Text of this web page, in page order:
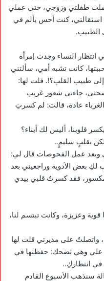
طفلتي وزوجي، حتى عملي
كنت أحس بألم في
الطبيب.
النساء وجدت إمرأة
كانت تشبه أمي، سألتني
طبيب القلب؟!. قلت لها:
جاءني شعور غريب
عادة، قالت: لم كسرتِ
قلوبنا، أليس لك أبناء؟
بقلبٍ سليمٍ..
عمل الفحوصات قال لي:
بعض الأدوية وراجعيني بعد
فقد كسرتُ قلبي بيدي
وعزيزة، وكانت تبتسم لنا،
واتصلتُ على مديرتي قلت لها
وهي تضحك: حفظتها في
في انتظاركِ..
سنذهب الأسبوع القادم